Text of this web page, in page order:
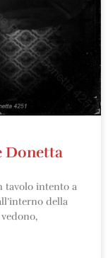
Donetta
tavolo intento a
della